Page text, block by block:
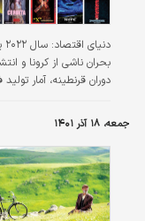
دنیای اقتصاد:
بحران ناشی از کرونا و
دوران قرنطینه، آمار
«پلی‌لیست» بر اساس
برای تامین مالی فیلم
جمعه، ۱۸ آذر ۱۴۰۱